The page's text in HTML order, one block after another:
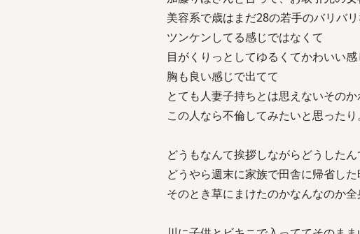
美容系で歳はまだ28の若手のバリバ
ツンケンしてる感じではなくて
目がくりっとしてゆるくてかわいい
胸も良い感じで出てて
とても人妻子持ちとは思えないその
この人なら不倫してみたいと思ったり。
どうもなんて挨拶しながらどうしたん
どうやら週末に家族で田舎に帰省し
そのとき草にまけたのかなんなのか全